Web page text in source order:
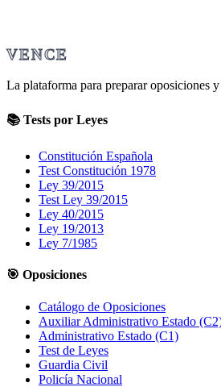
VENCE
La plataforma para preparar oposiciones
📚 Tests por Leyes
Constitución Española
Test Constitución 1978
Ley 39/2015
Test Ley 39/2015
Ley 40/2015
Ley 19/2013
Ley 7/1985
🎯 Oposiciones
Catálogo de Oposiciones
Auxiliar Administrativo Estado
Administrativo Estado (C1)
Test de Leyes
Guardia Civil
Policía Nacional